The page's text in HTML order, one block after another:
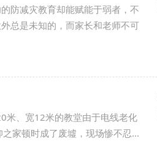
防减灾教育却能赋能于弱者，不
总是未知的，而家长和老师不可
米、宽12米的教堂由于电线老化
家顿时成了废墟，现场惨不忍...